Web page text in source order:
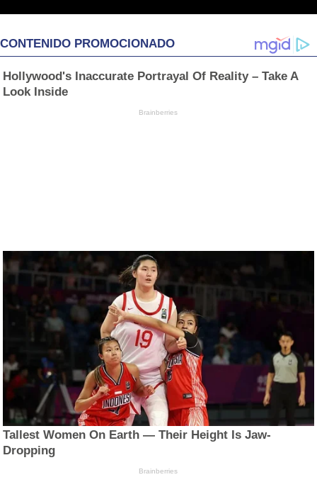
CONTENIDO PROMOCIONADO
Hollywood's Inaccurate Portrayal Of Reality – Take A
Look Inside
Brainberries
Tallest Women On Earth — Their Height Is Jaw-
Dropping
Brainberries